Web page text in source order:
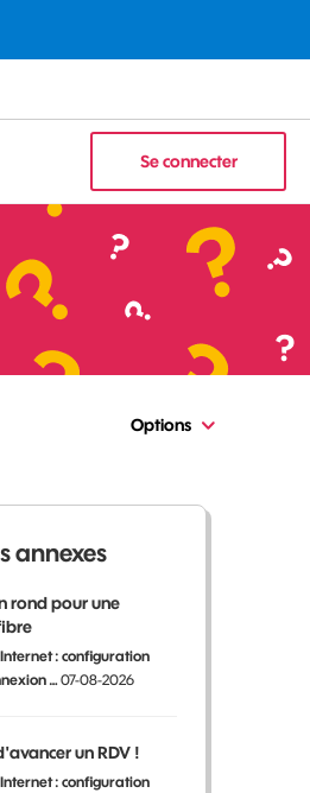
Se connecter
Options
annexes
rond pour une
: configuration
…07-08-2026
un RDV !
: configuration